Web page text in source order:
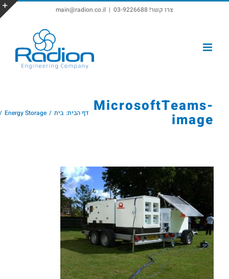
צרו קשר! 03-9226688 |
main@radion.co.il
MicrosoftTeams-
image דף הבית: בית Energy Storage